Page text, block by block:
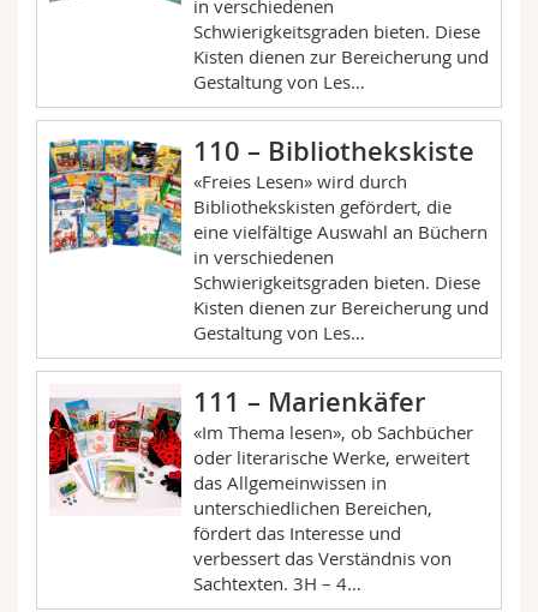
in verschiedenen
Schwierigkeitsgraden bieten. Diese
Kisten dienen zur Bereicherung und
Gestaltung von Les…
110 – Bibliothekskiste
«Freies Lesen» wird durch
Bibliothekskisten gefördert, die
eine vielfältige Auswahl an Büchern
in verschiedenen
Schwierigkeitsgraden bieten. Diese
Kisten dienen zur Bereicherung und
Gestaltung von Les…
111 – Marienkäfer
«Im Thema lesen», ob Sachbücher
oder literarische Werke, erweitert
das Allgemeinwissen in
unterschiedlichen Bereichen,
fördert das Interesse und
verbessert das Verständnis von
Sachtexten. 3H – 4…